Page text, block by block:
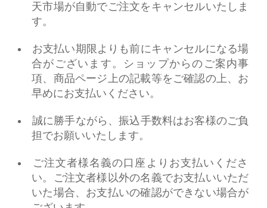
天市場が自動でご注文をキャンセルいたしま
す。
お支払い期限よりも前にキャンセルになる場
合がございます。ショップからのご案内事
項、商品ページ上の記載等をご確認の上、お
早めにお支払いください。
誠に勝手ながら、振込手数料はお客様のご負
担でお願いいたします。
ご注文者様名義の口座よりお支払いくださ
い。ご注文者様以外の名義でお支払いいただ
いた場合、お支払いの確認ができない場合が